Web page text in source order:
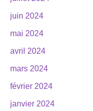
juin 2024
mai 2024
avril 2024
mars 2024
février 2024
janvier 2024